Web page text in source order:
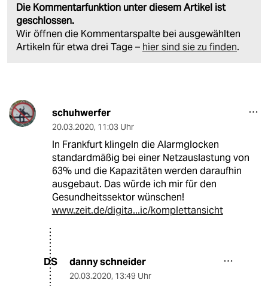
Die Kommentarfunktion unter diesem Artikel ist
geschlossen.
Wir öffnen die Kommentarspalte bei ausgewählten
Artikeln für etwa drei Tage – hier sind sie zu finden.
schuhwerfer
20.03.2020, 11:03 Uhr
In Frankfurt klingeln die Alarmglocken
standardmäßig bei einer Netzauslastung von
63% und die Kapazitäten werden daraufhin
ausgebaut. Das würde ich mir für den
Gesundheitssektor wünschen!
www.zeit.de/digita...ic/komplettansicht
DS danny schneider
20.03.2020, 13:49 Uhr